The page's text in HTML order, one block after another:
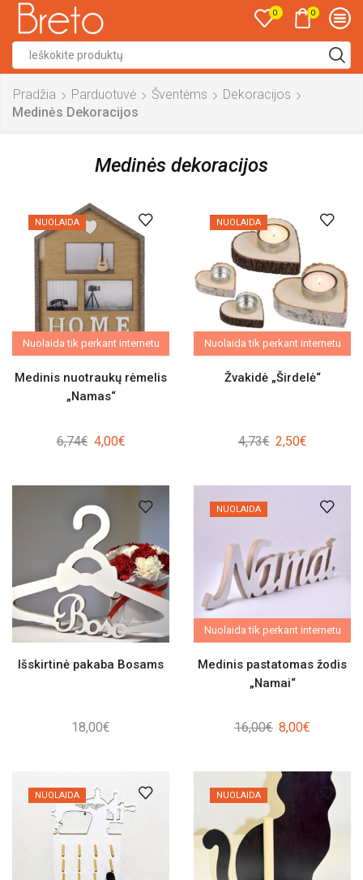
0 0
Pradžia Parduotuvė Šventėms
Dekoracijos
Medinės Dekoracijos
Medinės dekoracijos
NUOLAIDA
Nuolaida tik perkant internetu
Medinis nuotraukų rėmelis
„Namas“
6,74€ Original
4,00€Current
4,00€.
NUOLAIDA
Nuolaida tik perkant internetu
Žvakidė „Širdelė“
4,73€ Original
2,50€Current
2,50€.
Išskirtinė pakaba Bosams
18,00€
NUOLAIDA
Nuolaida tik perkant internetu
Medinis pastatomas žodis
„Namai“
16,00€ Original
16,00€.
8,00€
8,00€.
NUOLAIDA NUOLAIDA